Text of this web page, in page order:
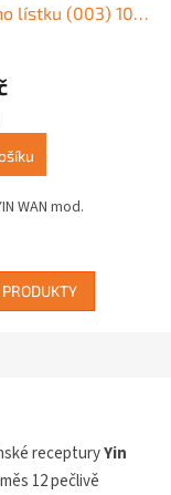
lístku (003) 100
WAN mod.
recepturyYin
12 pečlivě